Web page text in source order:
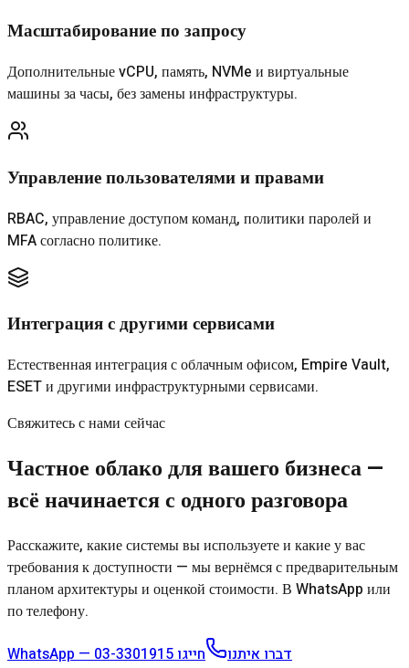
Масштабирование по запросу
Дополнительные vCPU, память, NVMe и виртуальные
машины за часы, без замены инфраструктуры.
Управление пользователями и правами
RBAC, управление доступом команд, политики паролей и
MFA согласно политике.
Интеграция с другими сервисами
Естественная интеграция с облачным офисом, Empire Vault,
ESET и другими инфраструктурными сервисами.
Свяжитесь с нами сейчас
Частное облако для вашего бизнеса —
всё начинается с одного разговора
Расскажите, какие системы вы используете и какие у вас
требования к доступности — мы вернёмся с предварительным
планом архитектуры и оценкой стоимости. В WhatsApp или
по телефону.
WhatsApp — דברו איתנו
חייגו03-3301915